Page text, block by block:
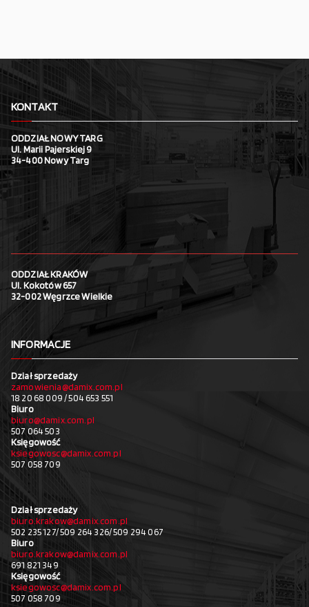
KONTAKT
ODDZIAŁ NOWY TARG
Ul. Marii Pajerskiej 9
34-400 Nowy Targ
ODDZIAŁ KRAKÓW
Ul. Kokotów 657
32-002 Węgrzce Wielkie
INFORMACJE
Dział sprzedaży
zamowienia@damix.com.pl
18 20 68 009 / 504 653 551
Biuro
biuro@damix.com.pl
507 064 503
Księgowość
ksiegowosc@damix.com.pl
507 058 709
Dział sprzedaży
biuro.krakow@damix.com.pl
502 235 127/ 509 264 326/ 509 294 067
Biuro
biuro.krakow@damix.com.pl
691 821 349
Księgowość
ksiegowosc@damix.com.pl
507 058 709